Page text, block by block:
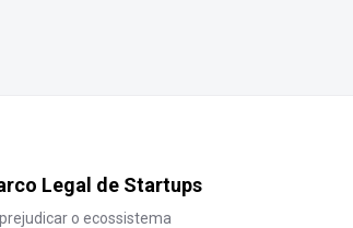
Legal de Startups
o ecossistema